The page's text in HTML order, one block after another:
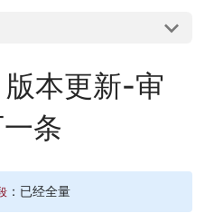
本更新-审
条
：已经全量